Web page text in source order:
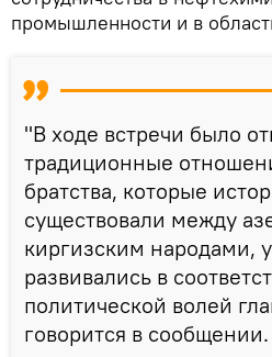
промышленности и в
"В ходе встречи было
традиционные
братства, которые
существовали между
киргизским народами,
развивались в
политической волей
говорится в сообщении.